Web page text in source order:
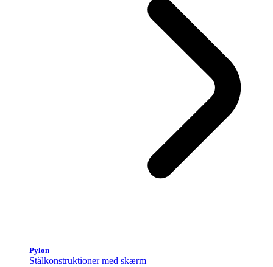
Pylon
Stålkonstruktioner med skærm